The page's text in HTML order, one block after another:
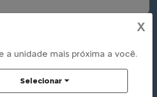
X
a unidade mais próxima a você.
Selecionar